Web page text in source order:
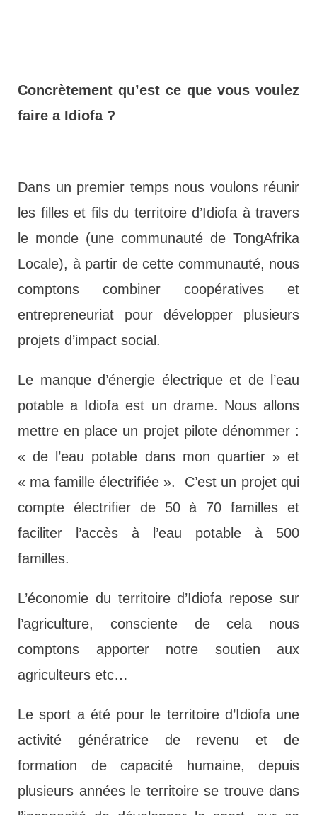
Concrètement qu’est ce que vous voulez
faire a Idiofa ?
Dans un premier temps nous voulons réunir
les filles et fils du territoire d’Idiofa à travers
le monde (une communauté de TongAfrika
Locale), à partir de cette communauté, nous
comptons combiner coopératives et
entrepreneuriat pour développer plusieurs
projets d’impact social.
Le manque d’énergie électrique et de l’eau
potable a Idiofa est un drame. Nous allons
mettre en place un projet pilote dénommer :
« de l’eau potable dans mon quartier » et
« ma famille électrifiée ». C’est un projet qui
compte électrifier de 50 à 70 familles et
faciliter l’accès à l’eau potable à 500
familles.
L’économie du territoire d’Idiofa repose sur
l’agriculture, consciente de cela nous
comptons apporter notre soutien aux
agriculteurs etc…
Le sport a été pour le territoire d’Idiofa une
activité génératrice de revenu et de
formation de capacité humaine, depuis
plusieurs années le territoire se trouve dans